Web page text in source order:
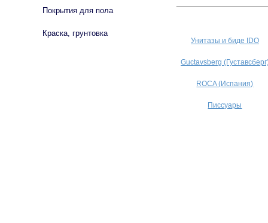
Унитазы и биде IDO
Guctavsberg
ROCA (Испания)
Писсуары
Покрытия для пола
Краска, грунтовка